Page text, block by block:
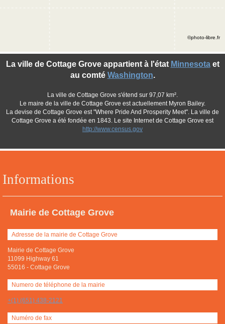
Informations
Mairie de Cottage Grove
Adresse de la mairie de Cottage Grove
Mairie de Cottage Grove
11099 Highway 61
55016 - Cottage Grove
Numero de téléphone de la mairie
+(1) (651) 438-2121
Numéro de fax
La ville de Cottage Grove appartient à l'état Minnesotaet
au comté Washington.
La ville de Cottage Grove s'étend sur 97,07 km².
Le maire de la ville de Cottage Grove est actuellement Myron Bailey.
La devise de Cottage Grove est "Where Pride And Prosperity Meet". La ville de
Cottage Grove a été fondée en 1843. Le site Internet de Cottage Grove est
http://www.census.gov
©photo-libre.fr